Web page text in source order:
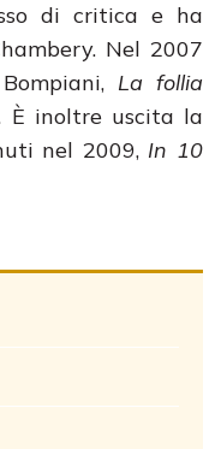
di critica e ha
Nel 2007
La follia
È inoltre uscita la
nel 2009, In 10